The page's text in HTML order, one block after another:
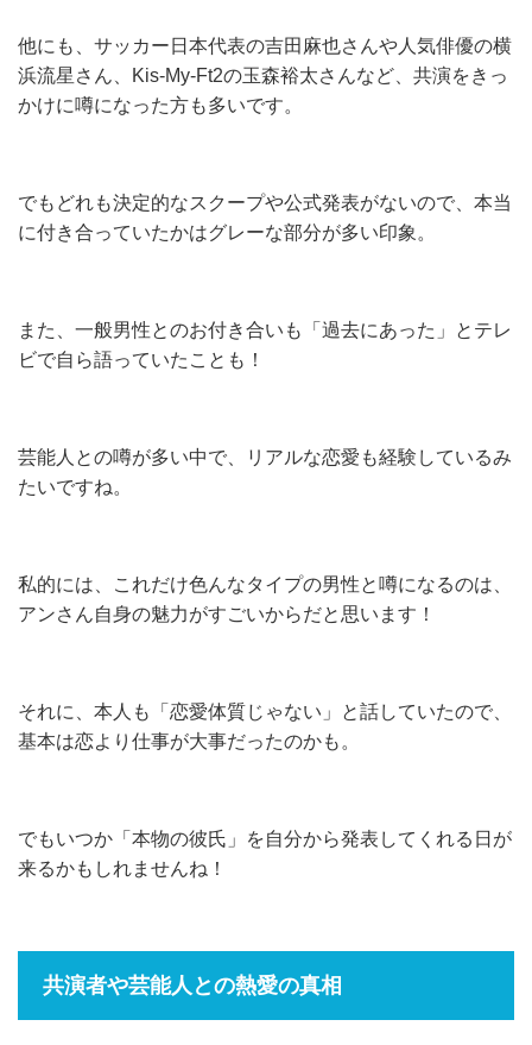
他にも、サッカー日本代表の吉田麻也さんや人気俳優の横
浜流星さん、Kis-My-Ft2の玉森裕太さんなど、共演をきっ
かけに噂になった方も多いです。
でもどれも決定的なスクープや公式発表がないので、本当
に付き合っていたかはグレーな部分が多い印象。
また、一般男性とのお付き合いも「過去にあった」とテレ
ビで自ら語っていたことも！
芸能人との噂が多い中で、リアルな恋愛も経験しているみ
たいですね。
私的には、これだけ色んなタイプの男性と噂になるのは、
アンさん自身の魅力がすごいからだと思います！
それに、本人も「恋愛体質じゃない」と話していたので、
基本は恋より仕事が大事だったのかも。
でもいつか「本物の彼氏」を自分から発表してくれる日が
来るかもしれませんね！
共演者や芸能人との熱愛の真相